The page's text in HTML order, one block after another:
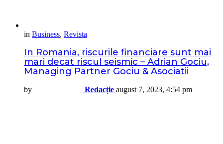
in Business, Revista
In Romania, riscurile financiare sunt mai
mari decat riscul seismic – Adrian Gociu,
Managing Partner Gociu & Asociatii
by Redacție august 7, 2023, 4:54 pm